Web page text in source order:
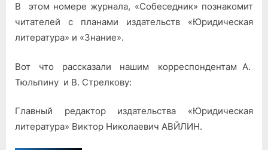
В этом номере журнала, «Собеседник» познакомит
читателей с планами издательств «Юридическая
литература» и «Знание».
Вот что рассказали нашим корреспондентам А.
Тюльпину и В. Стрелкову:
Главный редактор издательства «Юридическая
литература» Вик­тор Николаевич АВЙЛИН.